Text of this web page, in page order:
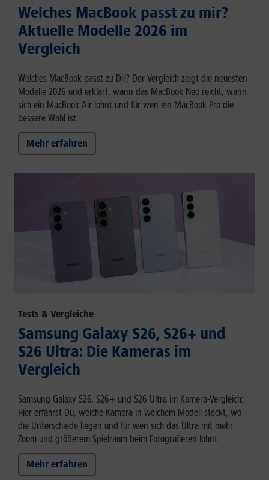
Welches MacBook passt zu mir?
Aktuelle Modelle 2026 im
Vergleich
Welches MacBook passt zu Dir? Der Vergleich zeigt die neuesten
Modelle 2026 und erklärt, wann das MacBook Neo reicht, wann
sich ein MacBook Air lohnt und für wen ein MacBook Pro die
bessere Wahl ist.
Mehr erfahren
Tests & Vergleiche
Samsung Galaxy S26, S26+ und
S26 Ultra: Die Kameras im
Vergleich
Samsung Galaxy S26, S26+ und S26 Ultra im Kamera-Vergleich:
Hier erfährst Du, welche Kamera in welchem Modell steckt, wo
die Unterschiede liegen und für wen sich das Ultra mit mehr
Zoom und größerem Spielraum beim Fotografieren lohnt.
Mehr erfahren